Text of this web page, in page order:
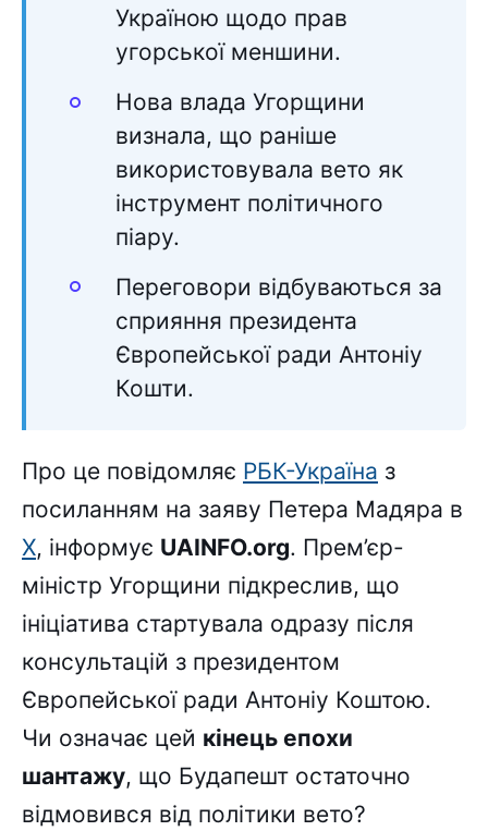
Україною щодо прав
угорської меншини.
Нова влада Угорщини
визнала, що раніше
використовувала вето як
інструмент політичного
піару.
Переговори відбуваються за
сприяння президента
Європейської ради Антоніу
Кошти.
Про це повідомляє РБК-Україна з
посиланням на заяву Петера Мадяра в
X, інформує UAINFO.org. Прем’єр-
міністр Угорщини підкреслив, що
ініціатива стартувала одразу після
консультацій з президентом
Європейської ради Антоніу Коштою.
Чи означає цей кінець епохи
шантажу, що Будапешт остаточно
відмовився від політики вето?